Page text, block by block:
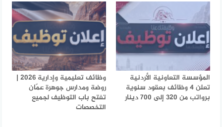
المؤسسة التعاونية الأردنية
تعلن 4 وظائف بعقود سنوية
برواتب من 320 إلى 700 دينار
وظائف تعليمية وإدارية 2026 |
روضة ومدارس جوهرة عمّان
تفتح باب التوظيف لجميع
التخصصات